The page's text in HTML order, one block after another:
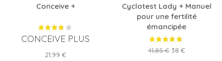
Conceive +
CONCEIVE PLUS
Prix
21,99 €
Cyclotest Lady + Manuel
pour une fertilité
émancipée
Prix
41,85 € Prix
38 €